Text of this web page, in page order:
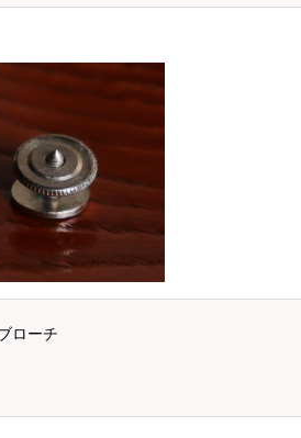
ローチ